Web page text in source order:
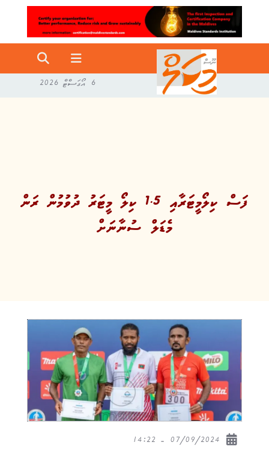
6 އޯގަސްޓް 2026
ފަސް ކިލޯމީޓަރާއި 1.5 ކިލޯ މީޓަރު ދުވުމުން ރަން
މެޑަލް ސުނާނަށް